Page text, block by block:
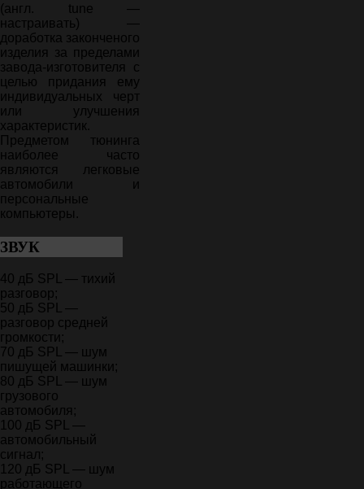
(англ. tune —
настраивать) —
доработка законченого
изделия за пределами
завода-изготовителя с
целью придания ему
индивидуальных черт
или улучшения
характеристик.
Предметом тюнинга
наиболее часто
являются легковые
автомобили и
персональные
компьютеры.
ЗВУК
40 дБ SPL — тихий
разговор;
50 дБ SPL —
разговор средней
громкости;
70 дБ SPL — шум
пишущей машинки;
80 дБ SPL — шум
грузового
автомобиля;
100 дБ SPL —
автомобильный
сигнал;
120 дБ SPL — шум
работающего